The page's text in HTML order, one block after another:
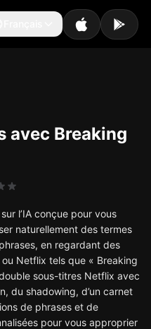
avec Breaking
l’IA conçue pour vous
naturellement des termes
en regardant des
Netflix tels que « Breaking
sous-titres Netflix avec
du shadowing, d’un carnet
de phrases et de
pour vous approprier